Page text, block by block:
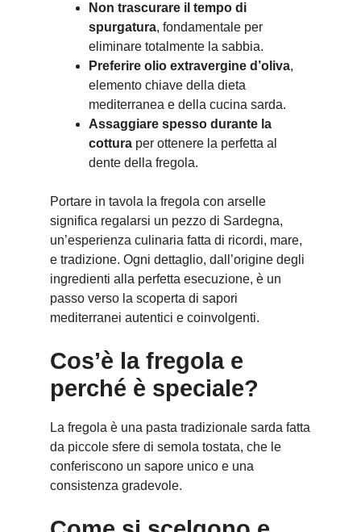
Non trascurare il tempo di
spurgatura, fondamentale per
eliminare totalmente la sabbia.
Preferire olio extravergine d’oliva,
elemento chiave della dieta
mediterranea e della cucina sarda.
Assaggiare spesso durante la
cottura per ottenere la perfetta al
dente della fregola.
Portare in tavola la fregola con arselle
significa regalarsi un pezzo di Sardegna,
un’esperienza culinaria fatta di ricordi, mare,
e tradizione. Ogni dettaglio, dall’origine degli
ingredienti alla perfetta esecuzione, è un
passo verso la scoperta di sapori
mediterranei autentici e coinvolgenti.
Cos’è la fregola e
perché è speciale?
La fregola è una pasta tradizionale sarda fatta
da piccole sfere di semola tostata, che le
conferiscono un sapore unico e una
consistenza gradevole.